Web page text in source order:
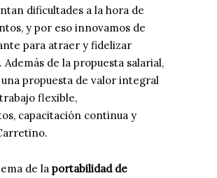
dificultades a la hora de
y por eso innovamos de
para atraer y fidelizar
de la propuesta salarial,
propuesta de valor integral
flexible,
capacitación continua y
de la portabilidad de